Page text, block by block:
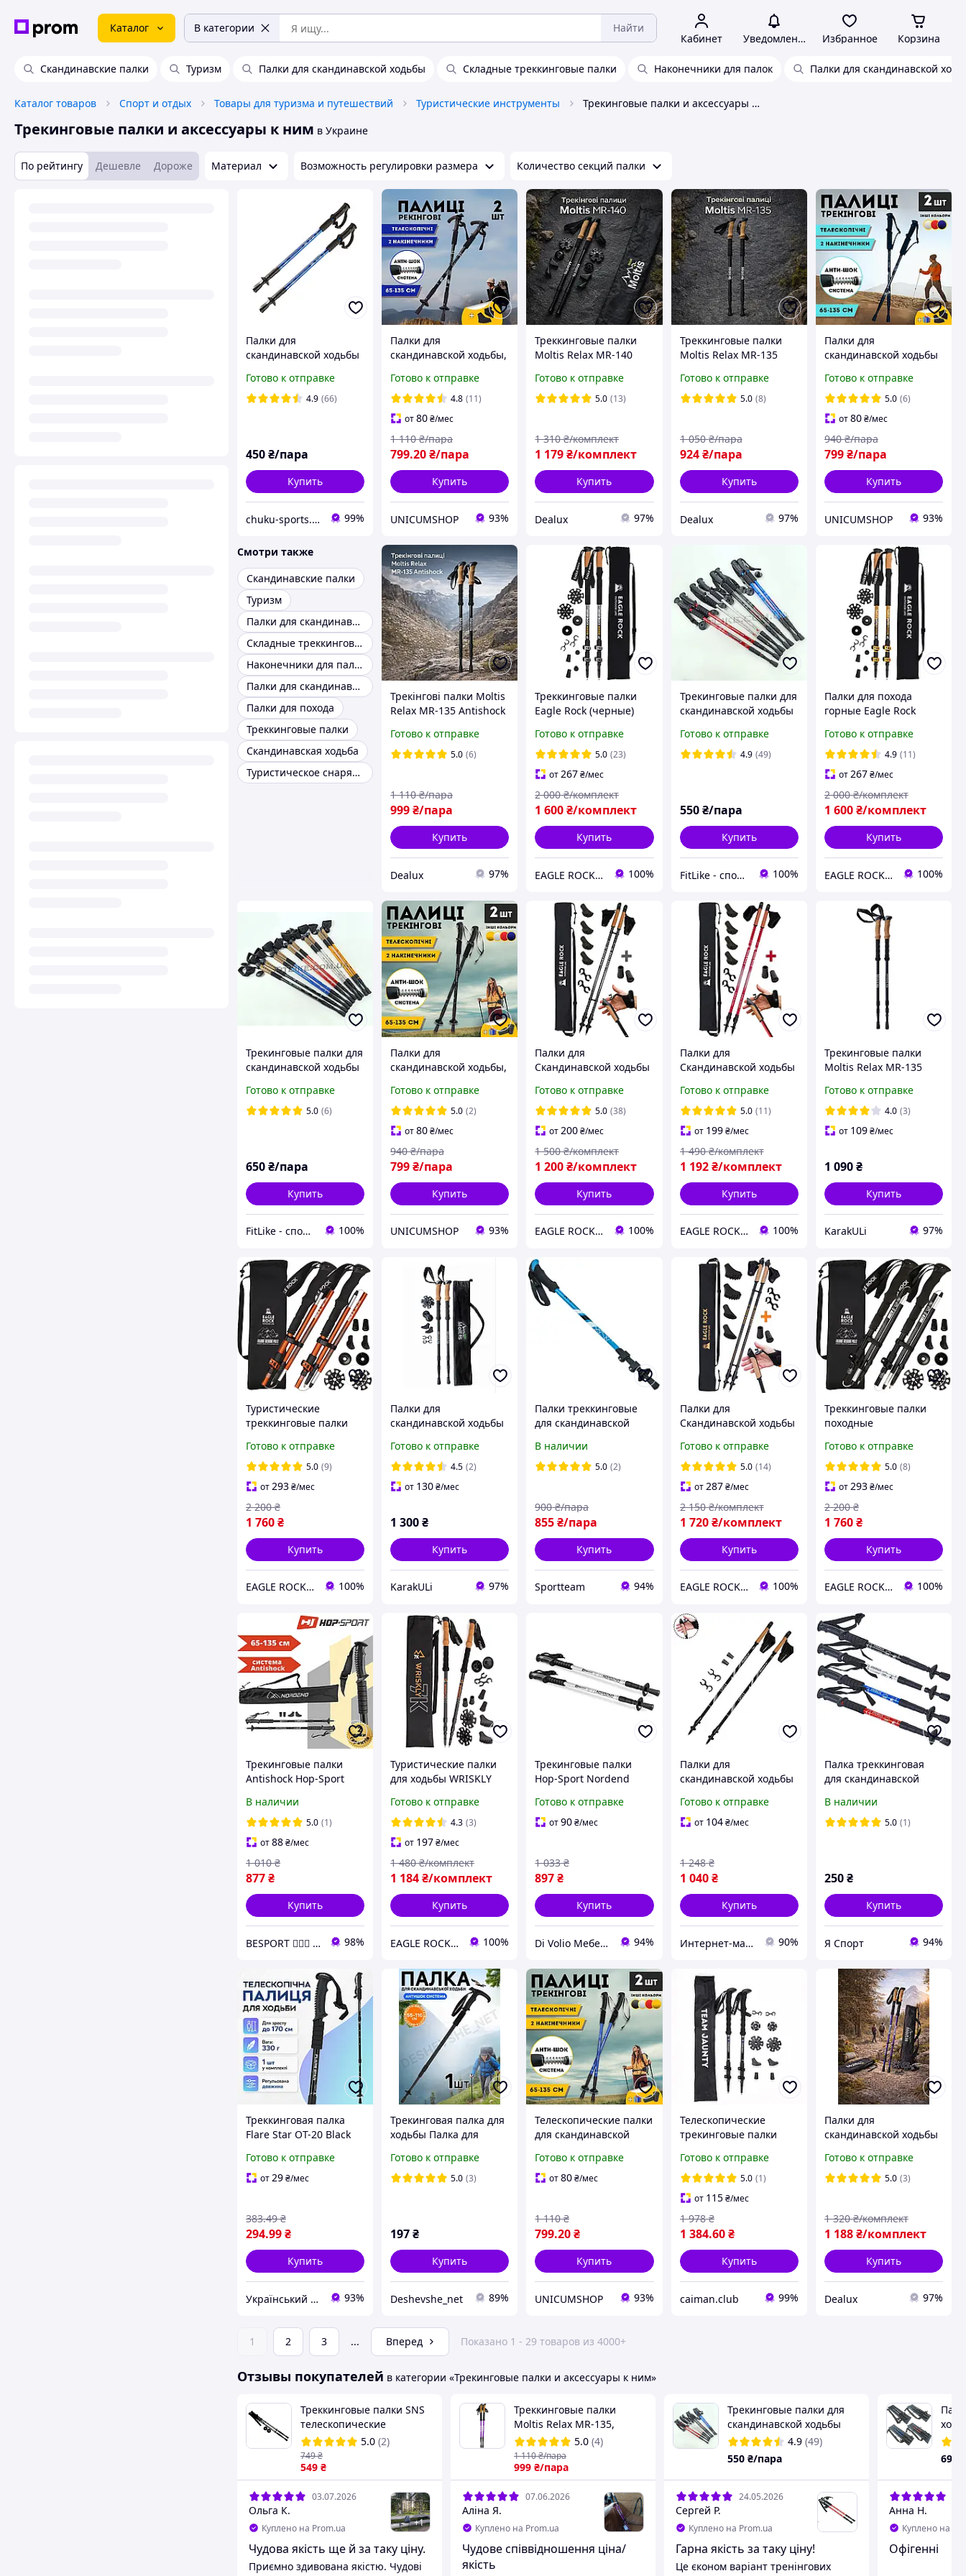
Каталог В категории Найти
Кабинет Уведомления Избранное Корзина
Скандинавские палки Туризм Палки для скандинавской ходьбы Складные треккинговые палки Наконечники для палок Палки для скандинавской
Каталог товаров Спорт и отдых Товары для туризма и путешествий Туристические инструменты Трекинговые палки и аксессуары к ним
Трекинговые палки и аксессуары к ним в Украине
По рейтингу Дешевле Дороже Материал Возможность регулировки размера Количество секций палки
Палки для
скандинавской ходьбы
телескопические
Gemini Anti-shok
Готово к отправке
4.9 (66)
450₴/пара
Купить
chuku-sports.com.ua 99%
Палки для
скандинавской ходьбы,
гор похода,
Туристические палки
Hechpro черные 3924-2
Готово к отправке
4.8 (11)
от80₴/мес
799.20₴/пара
1 110 ₴/пара
Купить
UNICUMSHOP 93%
Треккинговые палки
Moltis Relax MR-140
и чехлом
Готово к отправке
5.0 (13)
1 179₴/комплект
1 310 ₴/комплект
Купить
Dealux 97%
Треккинговые палки
Moltis Relax MR-135
Готово к отправке
5.0 (8)
924 ₴/пара
1 050 ₴/пара
Купить
Dealux 97%
Палки для
скандинавской ходьбы
для гор туристические
для спортивной ходьбы
черные (6002)
Готово к отправке
5.0 (6)
от80₴/мес
799₴/пара
940 ₴/пара
Купить
UNICUMSHOP 93%
Смотри также
Скандинавские палки
Туризм
Палки для скандинавской ходьбы
Складные треккинговые палки
Наконечники для палок
Палки для скандинавской хотьбы
Палки для похода
Треккинговые палки
Скандинавская ходьба
Туристическое снаряжение
Трекінгові палки Moltis
Relax MR-135 Antishock
регулюванням
довжини, чорні
Готово к отправке
5.0 (6)
999₴/пара
1 110 ₴/пара
Купить
Dealux 97%
Треккинговые палки
Eagle Rock (черные)
для ходьбы для
хайкинга трекинга
телескопические
Готово к отправке
5.0 (23)
от267₴/мес
1 600₴/комплект
2 000 ₴/комплект
Купить
EAGLE ROCK Официальный магазин бренду 100%
Трекинговые палки для
скандинавской ходьбы
Shock скандинавские
палки антишок
Готово к отправке
4.9 (49)
550 ₴/пара
Купить
FitLike - спортивний інтернет-магазин 100%
Палки для похода
горные Eagle Rock
палки для хайкинга
треккинга бэкпекинга
регулируемые
Готово к отправке
4.9 (11)
от267₴/мес
1 600₴/комплект
2 000 ₴/комплект
Купить
EAGLE ROCK Официальный магазин бренду 100%
Трекинговые палки для
скандинавской ходьбы
Energia с пробковой
рукояткой
Готово к отправке
5.0 (6)
650₴/пара
Купить
FitLike - спортивний інтернет-магазин 100%
Палки для
скандинавской ходьбы,
гор похода,
Туристические палки
Hechpro черные 3924
Готово к отправке
5.0 (2)
от80₴/мес
799₴/пара
940 ₴/пара
Купить
UNICUMSHOP 93%
Палки для
Скандинавской ходьбы
черный)
скандинавские палки
нордической ходьбы
телескопические
Готово к отправке
5.0 (38)
от200₴/мес
1 200₴/комплект
1 500 ₴/комплект
Купить
EAGLE ROCK Официальный магазин бренду 100%
Палки для
Скандинавской ходьбы
палки (цвет красный)
скандинавские палки
телескопические
Готово к отправке
5.0 (11)
от 199 ₴/мес
1 192 ₴/комплект
1 490 ₴/комплект
Купить
EAGLE ROCK Официальный магазин бренду 100%
Трекинговые палки
Moltis Relax MR-135
регулируемой длиной
и расширенными
функциями
Готово к отправке
4.0 (3)
от 109₴/мес
1 090₴
Купить
KarakULi 97%
Туристические
треккинговые палки
оранжевые Eagle Rock
для походов, для
спортивной ходьбы
Готово к отправке
5.0 (9)
от293₴/мес
1 760₴
2 200 ₴
Купить
EAGLE ROCK Официальный магазин бренду 100%
Палки для
скандинавской ходьбы
Antishock с насадками
и чехлом,
противоударные 10025
Готово к отправке
4.5 (2)
от 130₴/мес
1 300₴
Купить
KarakULi 97%
Палки треккинговые
для скандинавской
RAICO TY-0468
В наличии
5.0 (2)
855₴/пара
900 ₴/пара
Купить
Sportteam 94%
Палки для
Скандинавской ходьбы
Ультра Легкие
Скандинавские палки
Карбон 3D 100%
Готово к отправке
5.0 (14)
от287 ₴/мес
1 720 ₴/комплект
2 150 ₴/комплект
Купить
EAGLE ROCK Официальный магазин бренду 100%
Треккинговые палки
походные
компактные Eagle Rock
для ходьбы складные
черные
Готово к отправке
5.0 (8)
от293₴/мес
1 760₴
2 200 ₴
Купить
EAGLE ROCK Официальный магазин бренду 100%
Трекинговые палки
Antishock Hop-Sport
135 см
В наличии
5.0 (1)
от88₴/мес
877₴
1 010 ₴
Купить
BESPORT 🏋🏻‍♂️ - Український бренд спорттоварів 🇺🇦 98%
Туристические палки
для ходьбы WRISKLY
бэкпекинга Антишок
Палки для похода
горные
Готово к отправке
4.3 (3)
от 197₴/мес
1 184₴/комплект
1 480 ₴/комплект
Купить
EAGLE ROCK Официальный магазин бренду 100%
Трекинговые палки
Hop-Sport Nordend
Готово к отправке
от90₴/мес
897₴
1 033 ₴
Купить
Di Volio Мебель для Дома и Сада 94%
Палки для
скандинавской ходьбы
135 см Black/White
(пара)
Готово к отправке
от 104 ₴/мес
1 040 ₴
1 248 ₴
Купить
Интернет-магазин спортивного питания и товаров для фитнеса Protein Lounge 90%
Палка треккинговая
для скандинавской
135см цвета в
ассортименте
В наличии
5.0 (1)
250₴
Купить
Я Спорт 94%
Треккинговая палка
Flare Star OT-20 Black
Готово к отправке
от29₴/мес
294.99₴
383.49 ₴
Купить
Український Кошик 93%
Трекинговая палка для
ходьбы Палка для
трекинга
скандинавской ходьбы
Готово к отправке
5.0 (3)
197₴
Купить
Deshevshe_net 89%
Телескопические палки
для скандинавской
треккинга
скандинавские 2 шт
Готово к отправке
от80₴/мес
799.20₴
1 110 ₴
Купить
UNICUMSHOP 93%
Телескопические
трекинговые палки
(STTZ) алюминиевые
для походов,
скандинавской ходьбы
Готово к отправке
5.0 (1)
от 115 ₴/мес
1 384.60 ₴
1 978 ₴
Купить
caiman.club 99%
Палки для
скандинавской ходьбы
фиолетовые, с
системой Antishock,
Готово к отправке
5.0 (3)
1 188₴/комплект
1 320 ₴/комплект
Купить
Dealux 97%
1 2 3 ... Вперед Показано 1 - 29 товаров из 4000+
Отзывы покупателей в категории «Трекинговые палки и аксессуары к ним»
Треккинговые палки SNS
телескопические
алюминиевые черные
110-135 см цанговый
механизм для походов и
5.0 (2)
549 ₴
749₴
03.07.2026
Ольга К.
Куплено на Prom.ua +1
Чудова якість ще й за таку ціну.
Приємно здивована якістю. Чудові
Треккинговые палки
Moltis Relax MR-135,
фиолетовые, Antishock
5.0 (4)
999 ₴/пара
1 110₴/пара
07.06.2026
Аліна Я.
Куплено на Prom.ua
Чудове співвідношення ціна/
якість
Трекинговые палки для
скандинавской ходьбы
Aluminum Stick Anti Shock
скандинавские палки
антишок
4.9 (49)
550 ₴/пара
24.05.2026
Сергей Р.
Куплено на Prom.ua
Гарна якість за таку ціну!
Це єконом варіант тренінгових
695
Анна Н.
Куплено на
Офігенні